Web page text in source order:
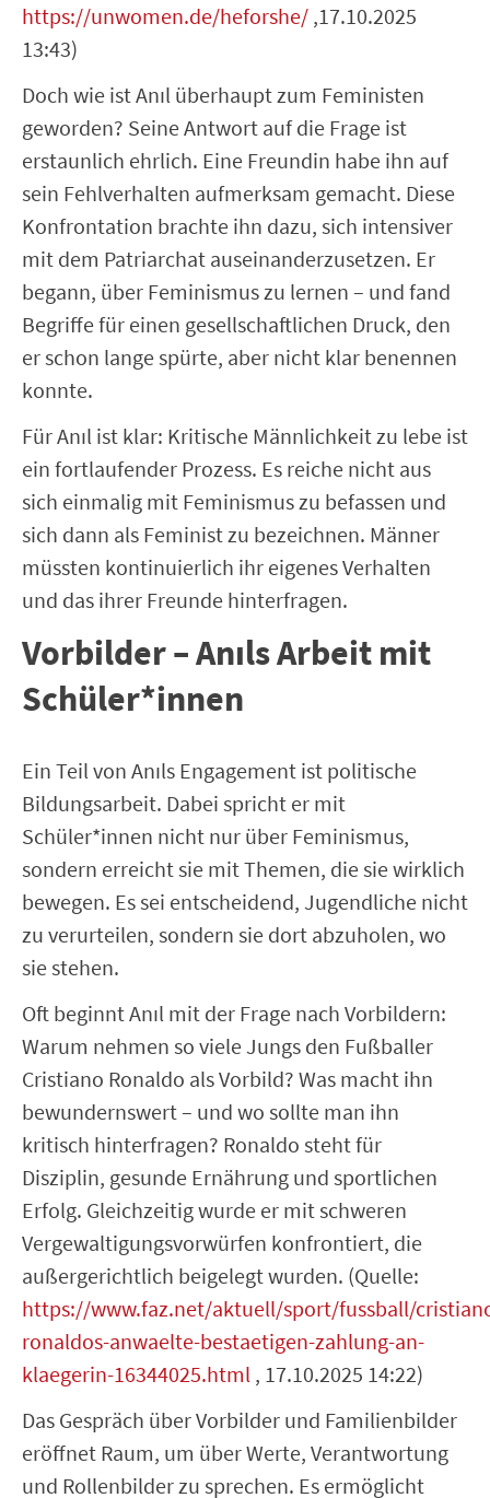
https://unwomen.de/heforshe/ ,17.10.2025
13:43)
Doch wie ist Anıl überhaupt zum Feministen
geworden? Seine Antwort auf die Frage ist
erstaunlich ehrlich. Eine Freundin habe ihn auf
sein Fehlverhalten aufmerksam gemacht. Diese
Konfrontation brachte ihn dazu, sich intensiver
mit dem Patriarchat auseinanderzusetzen. Er
begann, über Feminismus zu lernen – und fand
Begriffe für einen gesellschaftlichen Druck, den
er schon lange spürte, aber nicht klar benennen
konnte.
Für Anıl ist klar: Kritische Männlichkeit zu lebe ist
ein fortlaufender Prozess. Es reiche nicht aus
sich einmalig mit Feminismus zu befassen und
sich dann als Feminist zu bezeichnen. Männer
müssten kontinuierlich ihr eigenes Verhalten
und das ihrer Freunde hinterfragen.
Vorbilder – Anıls Arbeit mit
Schüler*innen
Ein Teil von Anıls Engagement ist politische
Bildungsarbeit. Dabei spricht er mit
Schüler*innen nicht nur über Feminismus,
sondern erreicht sie mit Themen, die sie wirklich
bewegen. Es sei entscheidend, Jugendliche nicht
zu verurteilen, sondern sie dort abzuholen, wo
sie stehen.
Oft beginnt Anıl mit der Frage nach Vorbildern:
Warum nehmen so viele Jungs den Fußballer
Cristiano Ronaldo als Vorbild? Was macht ihn
bewundernswert – und wo sollte man ihn
kritisch hinterfragen? Ronaldo steht für
Disziplin, gesunde Ernährung und sportlichen
Erfolg. Gleichzeitig wurde er mit schweren
Vergewaltigungsvorwürfen konfrontiert, die
außergerichtlich beigelegt wurden. (Quelle:
https://www.faz.net/aktuell/sport/fussball/
ronaldos-anwaelte-bestaetigen-zahlung-an-
klaegerin-16344025.html , 17.10.2025 14:22)
Das Gespräch über Vorbilder und Familienbilder
eröffnet Raum, um über Werte, Verantwortung
und Rollenbilder zu sprechen. Es ermöglicht